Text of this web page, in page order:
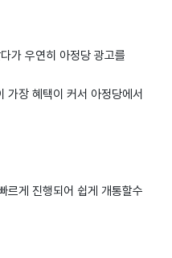
가 우연히 아정당 광고를
가장 혜택이 커서 아정당에서
르게 진행되어 쉽게 개통할수